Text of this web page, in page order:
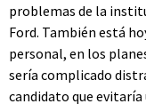
problemas de la
Ford. También está
personal, en los
sería complicado
candidato que